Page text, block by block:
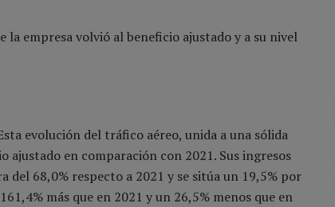
la empresa volvió al beneficio ajustado y a su nivel
evolución del tráfico aéreo, unida a una sólida
en comparación con 2021. Sus ingresos
del 68,0% respecto a 2021 y se sitúa un 19,5% por
más que en 2021 y un 26,5% menos que en